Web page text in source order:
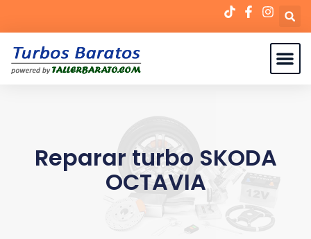
Reparar turbo SKODA
OCTAVIA